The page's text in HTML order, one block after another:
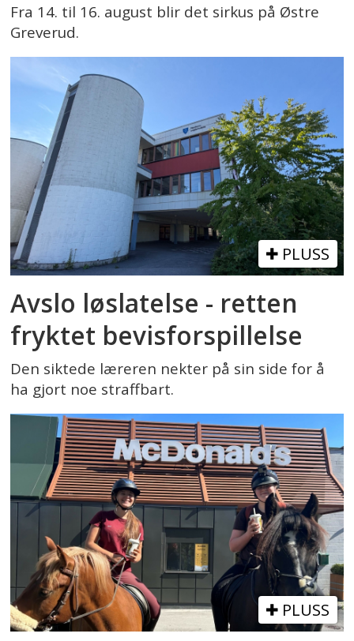
Fra 14. til 16. august blir det sirkus på Østre
Greverud.
PLUSS
Avslo løslatelse - retten
fryktet bevisforspillelse
Den siktede læreren nekter på sin side for å
ha gjort noe straffbart.
PLUSS